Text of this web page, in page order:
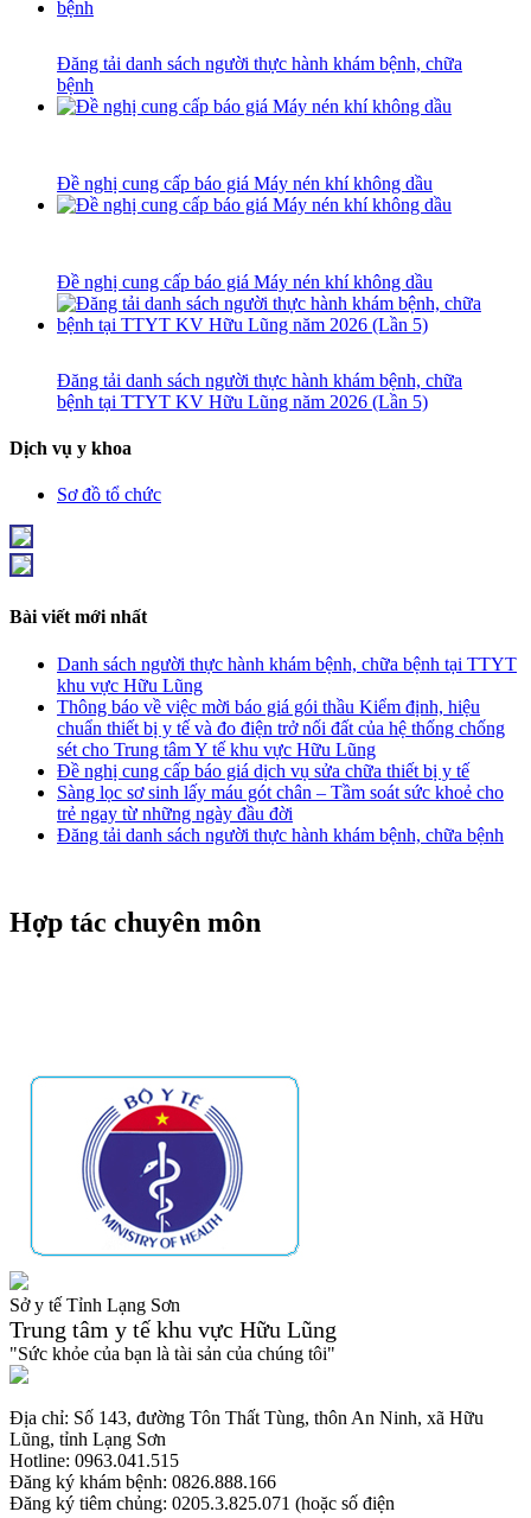
Đăng tải danh sách người thực hành khám bệnh, chữa
bệnh
Đề nghị cung cấp báo giá Máy nén khí không dầu
Đề nghị cung cấp báo giá Máy nén khí không dầu
Đăng tải danh sách người thực hành khám bệnh, chữa
bệnh tại TTYT KV Hữu Lũng năm 2026 (Lần 5)
Dịch vụ y khoa
Sơ đồ tổ chức
Bài viết mới nhất
Danh sách người thực hành khám bệnh, chữa bệnh tại TTYT
khu vực Hữu Lũng
Thông báo về việc mời báo giá gói thầu Kiểm định, hiệu
chuẩn thiết bị y tế và đo điện trở nối đất của hệ thống chống
sét cho Trung tâm Y tế khu vực Hữu Lũng
Đề nghị cung cấp báo giá dịch vụ sửa chữa thiết bị y tế
Sàng lọc sơ sinh lấy máu gót chân – Tầm soát sức khoẻ cho
trẻ ngay từ những ngày đầu đời
Đăng tải danh sách người thực hành khám bệnh, chữa bệnh
Hợp tác chuyên môn
Sở y tế Tỉnh Lạng Sơn
Trung tâm y tế khu vực Hữu Lũng
"Sức khỏe của bạn là tài sản của chúng tôi"
Địa chỉ: Số 143, đường Tôn Thất Tùng, thôn An Ninh, xã Hữu
Lũng, tỉnh Lạng Sơn
Hotline: 0963.041.515
Đăng ký khám bệnh: 0826.888.166
Đăng ký tiêm chủng: 0205.3.825.071 (hoặc số điện